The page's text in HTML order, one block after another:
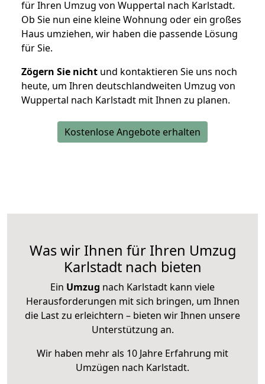
für Ihren Umzug von Wuppertal nach Karlstadt.
Ob Sie nun eine kleine Wohnung oder ein großes
Haus umziehen, wir haben die passende Lösung
für Sie.
Zögern Sie nicht und kontaktieren Sie uns noch
heute, um Ihren deutschlandweiten Umzug von
Wuppertal nach Karlstadt mit Ihnen zu planen.
Kostenlose Angebote erhalten
Was wir Ihnen für Ihren Umzug
Karlstadt nach bieten
Ein Umzug nach Karlstadt kann viele
Herausforderungen mit sich bringen, um Ihnen
die Last zu erleichtern – bieten wir Ihnen unsere
Unterstützung an.
Wir haben mehr als 10 Jahre Erfahrung mit
Umzügen nach Karlstadt.